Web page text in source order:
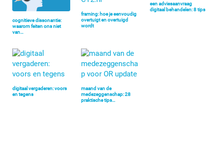
cognitieve dissonantie:
waarom feiten ons niet
van…
framing: hoe je eenvoudig
overtuigt en overtuigd
wordt
een adviesaanvraag
digitaal behandelen: 8 tips
digitaal vergaderen: voors
en tegens
maand van de
medezeggenschap: 28
praktische tips…